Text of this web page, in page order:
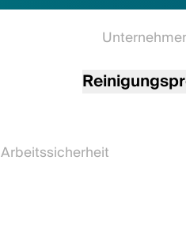
Arbeitssicherheit